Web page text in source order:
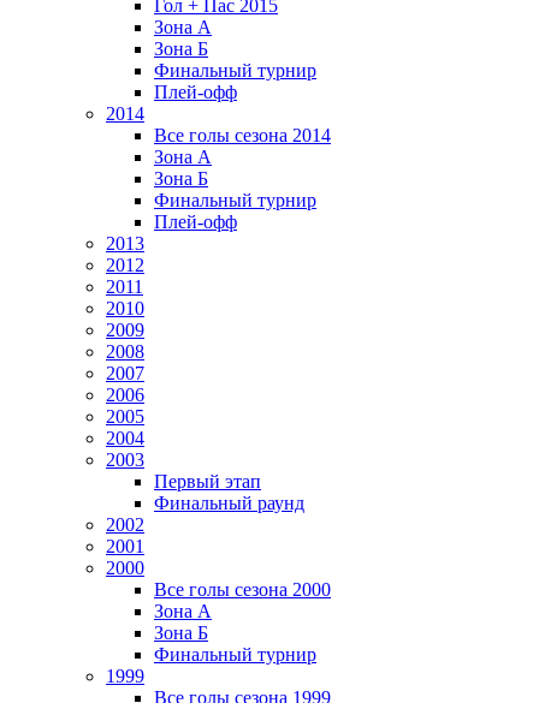
Гол + Пас 2015
Зона А
Зона Б
Финальный турнир
Плей-офф
2014
Все голы сезона 2014
Зона А
Зона Б
Финальный турнир
Плей-офф
2013
2012
2011
2010
2009
2008
2007
2006
2005
2004
2003
Первый этап
Финальный раунд
2002
2001
2000
Все голы сезона 2000
Зона А
Зона Б
Финальный турнир
1999
Все голы сезона 1999